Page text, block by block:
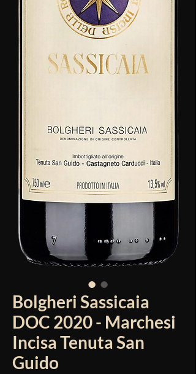
Bolgheri Sassicaia
DOC 2020 - Marchesi
Incisa Tenuta San
Guido